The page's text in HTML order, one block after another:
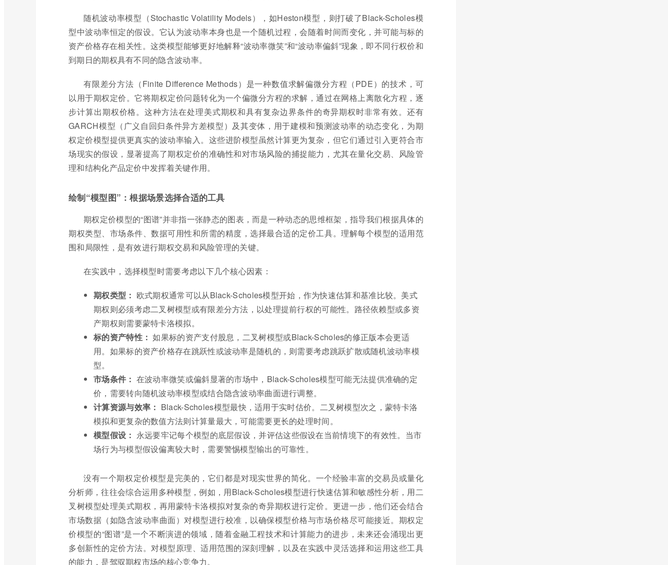
随机波动率模型（Stochastic Volatility Models），如Heston模型，则打破了Black-Scholes模
型中波动率恒定的假设。它认为波动率本身也是一个随机过程，会随着时间而变化，并可能与标的
资产价格存在相关性。这类模型能够更好地解释“波动率微笑”和“波动率偏斜”现象，即不同行权价和
到期日的期权具有不同的隐含波动率。
有限差分方法（Finite Difference Methods）是一种数值求解偏微分方程（PDE）的技术，可
以用于期权定价。它将期权定价问题转化为一个偏微分方程的求解，通过在网格上离散化方程，逐
步计算出期权价格。这种方法在处理美式期权和具有复杂边界条件的奇异期权时非常有效。还有
GARCH模型（广义自回归条件异方差模型）及其变体，用于建模和预测波动率的动态变化，为期
权定价模型提供更真实的波动率输入。这些进阶模型虽然计算更为复杂，但它们通过引入更符合市
场现实的假设，显著提高了期权定价的准确性和对市场风险的捕捉能力，尤其在量化交易、风险管
理和结构化产品定价中发挥着关键作用。
绘制“模型图”：根据场景选择合适的工具
期权定价模型的“图谱”并非指一张静态的图表，而是一种动态的思维框架，指导我们根据具体的
期权类型、市场条件、数据可用性和所需的精度，选择最合适的定价工具。理解每个模型的适用范
围和局限性，是有效进行期权交易和风险管理的关键。
在实践中，选择模型时需要考虑以下几个核心因素：
期权类型： 欧式期权通常可以从Black-Scholes模型开始，作为快速估算和基准比较。美式
期权则必须考虑二叉树模型或有限差分方法，以处理提前行权的可能性。路径依赖型或多资
产期权则需要蒙特卡洛模拟。
标的资产特性： 如果标的资产支付股息，二叉树模型或Black-Scholes的修正版本会更适
用。如果标的资产价格存在跳跃性或波动率是随机的，则需要考虑跳跃扩散或随机波动率模
型。
市场条件： 在波动率微笑或偏斜显著的市场中，Black-Scholes模型可能无法提供准确的定
价，需要转向随机波动率模型或结合隐含波动率曲面进行调整。
计算资源与效率： Black-Scholes模型最快，适用于实时估价。二叉树模型次之，蒙特卡洛
模拟和更复杂的数值方法则计算量最大，可能需要更长的处理时间。
模型假设： 永远要牢记每个模型的底层假设，并评估这些假设在当前情境下的有效性。当市
场行为与模型假设偏离较大时，需要警惕模型输出的可靠性。
没有一个期权定价模型是完美的，它们都是对现实世界的简化。一个经验丰富的交易员或量化
分析师，往往会综合运用多种模型，例如，用Black-Scholes模型进行快速估算和敏感性分析，用二
叉树模型处理美式期权，再用蒙特卡洛模拟对复杂的奇异期权进行定价。更进一步，他们还会结合
市场数据（如隐含波动率曲面）对模型进行校准，以确保模型价格与市场价格尽可能接近。期权定
价模型的“图谱”是一个不断演进的领域，随着金融工程技术和计算能力的进步，未来还会涌现出更
多创新性的定价方法。对模型原理、适用范围的深刻理解，以及在实践中灵活选择和运用这些工具
的能力，是驾驭期权市场的核心竞争力。